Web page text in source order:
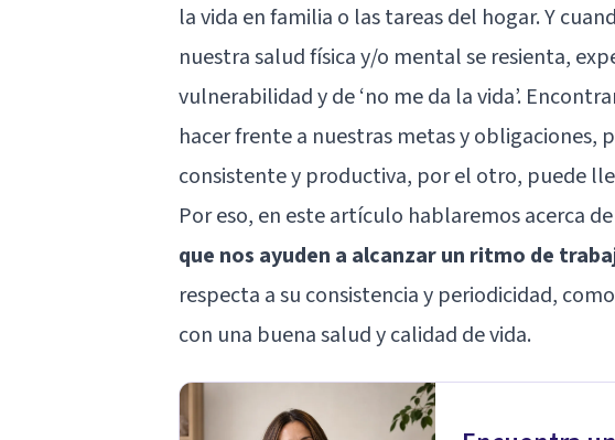
la vida en familia o las tareas del hogar. Y
nuestra salud física y/o mental se resienta,
vulnerabilidad y de ‘no me da la vida’.
hacer frente a nuestras metas y obligaciones,
consistente y productiva, por el otro, puede
Por eso, en este artículo hablaremos acerca
que nos ayuden a alcanzar un ritmo de
respecta a su consistencia y periodicidad,
con una buena salud y calidad de vida.